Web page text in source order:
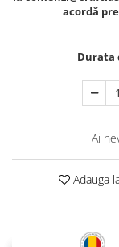
acordă
Durata
Ai
Adauga